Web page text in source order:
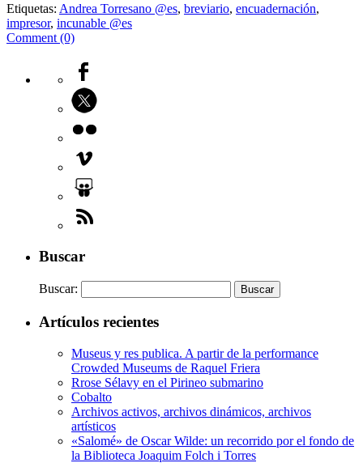
Etiquetas: Andrea Torresano @es, breviario, encuadernación,
impresor, incunable @es
Comment (0)
Buscar
Buscar:
Artículos recientes
Museus y res publica. A partir de la performance
Crowded Museums de Raquel Friera
Rrose Sélavy en el Pirineo submarino
Cobalto
Archivos activos, archivos dinámicos, archivos
artísticos
«Salomé» de Oscar Wilde: un recorrido por el fondo de
la Biblioteca Joaquim Folch i Torres